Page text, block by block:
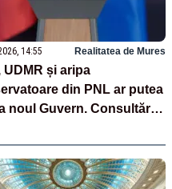
14:55 Realitatea de Mures
UDMR și aripa
din PNL ar putea
noul Guvern. Consultări
viitoare - SURSE